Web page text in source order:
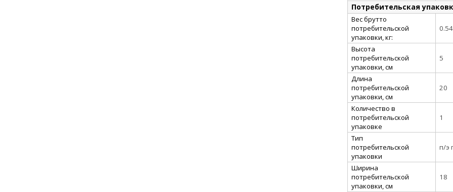
Потребительская
Вес брутто
потребительской
упаковки, кг:
0.54
Высота
потребительской
упаковки, см
5
Длина
потребительской
упаковки, см
20
Количество в
потребительской
упаковке
1
Тип
потребительской
упаковки
п/э
Ширина
потребительской
упаковки, см
18